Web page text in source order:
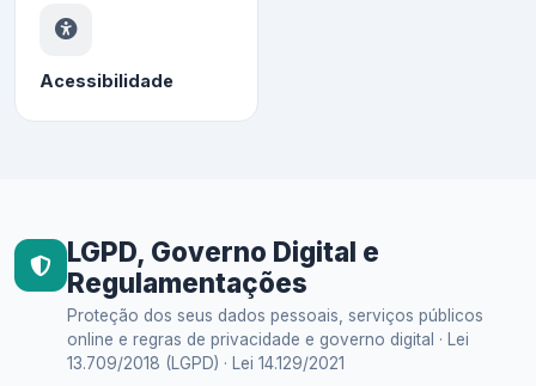
Acessibilidade
LGPD, Governo Digital e
Regulamentações
Proteção dos seus dados pessoais, serviços públicos
online e regras de privacidade e governo digital · Lei
13.709/2018 (LGPD) · Lei 14.129/2021